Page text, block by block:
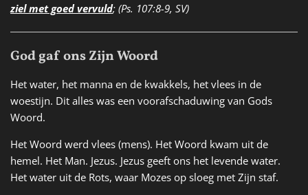
zielmet goed vervuld; (Ps. 107:8-9, SV)
God gaf ons Zijn Woord
Het water, het manna en de kwakkels, het vlees in de
woestijn. Dit alles was een voorafschaduwing van Gods
Woord.
Het Woord werd vlees (mens). Het Woord kwam uit de
hemel. Het Man. Jezus. Jezus geeft ons het levende water.
Het water uit de Rots, waar Mozes op sloeg met Zijn staf.